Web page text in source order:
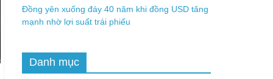
Đồng yên xuống đáy 40 năm khi đồng USD tăng
mạnh nhờ lợi suất trái phiếu
Danh mục